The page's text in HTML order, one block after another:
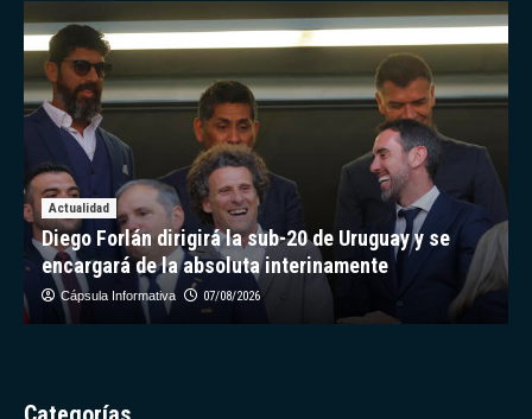
datos
de
misión
Chang’e-
6
Actualidad
Diego Forlán dirigirá la sub-20 de Uruguay y se
encargará de la absoluta interinamente
Cápsula Informativa 07/08/2026